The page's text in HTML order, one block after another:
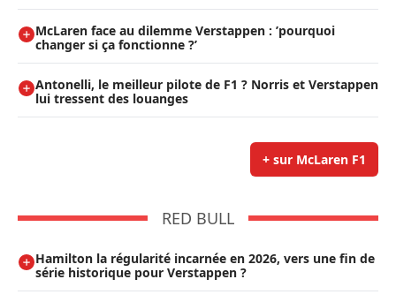
McLaren face au dilemme Verstappen : ’pourquoi
changer si ça fonctionne ?’
Antonelli, le meilleur pilote de F1 ? Norris et Verstappen
lui tressent des louanges
+ sur McLaren F1
RED BULL
Hamilton la régularité incarnée en 2026, vers une fin de
série historique pour Verstappen ?